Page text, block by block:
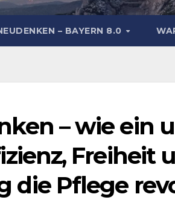
– BAYERN 8.0
– wie ein
Freiheit
die Pflege